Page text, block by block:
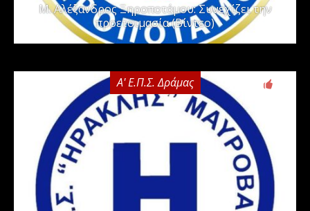
Μ. Αλέξανδρος Ξηροποτάμου: Συνεχίζει την
προετοιμασία (Βίντεο)
Α' Ε.Π.Σ. Δράμας